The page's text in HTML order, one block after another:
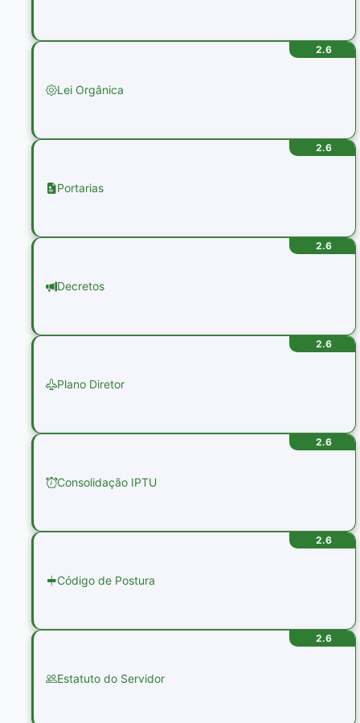
2.6
Lei Orgânica
2.6
Portarias
2.6
Decretos
2.6
Plano Diretor
2.6
Consolidação IPTU
2.6
Código de Postura
2.6
Estatuto do Servidor